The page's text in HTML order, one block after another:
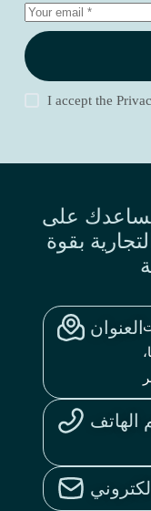
I accept the
على
بقوة
العنوان
الهاتف